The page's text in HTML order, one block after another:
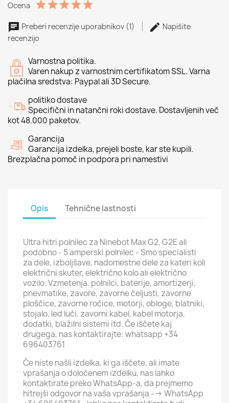
Ocena
Preberi recenzije uporabnikov (1)
Napišite
recenzijo
Varnostna politika.
Varen nakup z varnostnim certifikatom SSL. Varna
plačilna sredstva: Paypal ali 3D Secure.
politiko dostave
Specifični in natančni roki dostave. Dostavljenih več
kot 48.000 paketov.
Garancija
Garancija izdelka, prejeli boste, kar ste kupili.
Brezplačna pomoč in podpora pri namestivi
Opis Tehnične lastnosti
Ultra hitri polnilec za Ninebot Max G2, G2E ali
podobno - 5 amperski polnilec - Smo specialisti
za dele, izboljšave, nadomestne dele za kateri koli
električni skuter, električno kolo ali električno
vozilo. Vzmetenja, polnilci, baterije, amortizerji,
pnevmatike, zavore, zavorne čeljusti, zavorne
ploščice, zavorne ročice, motorji, obloge, blatniki,
stojalo, led luči, zavorni kabel, kabel motorja,
dodatki, blažilni sistemi itd. Če iščete kaj
drugega, nas kontaktirajte: whatsapp +34
696403761
Če niste našli izdelka, ki ga iščete, ali imate
vprašanja o določenem izdelku, nas lahko
kontaktirate preko WhatsApp-a, da prejmemo
hitrejši odgovor na vaša vprašanja --> WhatsApp